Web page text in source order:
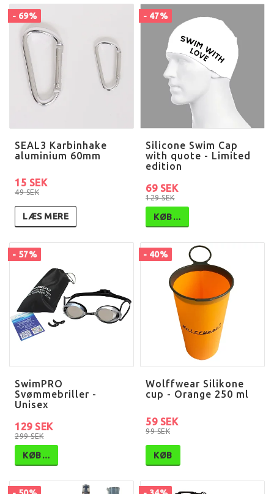
- 69%
SEAL3 Karbinhake
aluminium 60mm
49 SEK
15 SEK
LÆS MERE
- 47%
Silicone Swim Cap
with quote - Limited
edition
129 SEK
69 SEK
KØB…
- 57%
SwimPRO
Svømmebriller -
Unisex
299 SEK
129 SEK
KØB…
- 40%
Wolffwear Silikone
cup - Orange 250 ml
99 SEK
59 SEK
KØB